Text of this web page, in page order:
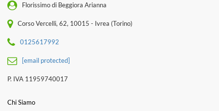
Florissimo di Beggiora Arianna
Corso Vercelli, 62, 10015 - Ivrea (Torino)
0125617992
[email protected]
P. IVA 11959740017
Chi Siamo